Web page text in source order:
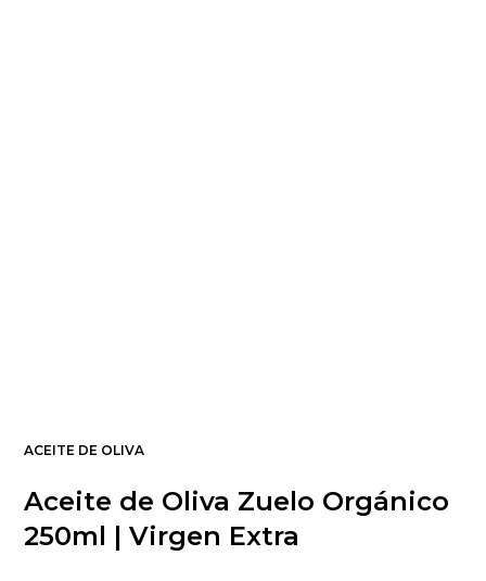
ACEITE DE OLIVA
Aceite de Oliva Zuelo Orgánico
250ml | Virgen Extra